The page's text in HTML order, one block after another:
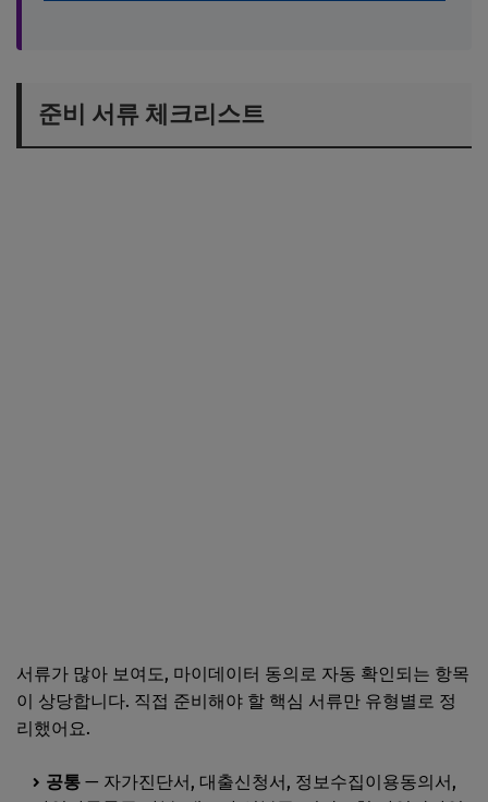
준비 서류 체크리스트
서류가 많아 보여도, 마이데이터 동의로 자동 확인되는 항목
이 상당합니다. 직접 준비해야 할 핵심 서류만 유형별로 정
리했어요.
공통 — 자가진단서, 대출신청서, 정보수집이용동의서,